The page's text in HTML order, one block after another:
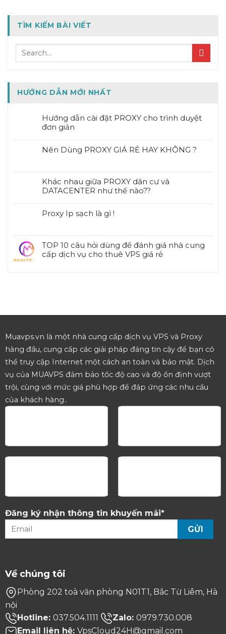
TÌM KIẾM BÀI VIẾT
HƯỚNG DẪN MỚI NHẤT
Hướng dẫn cài đặt PROXY cho trình duyệt
đơn giản
Nên Dùng PROXY GIÁ RẺ HAY KHÔNG ?
Khác nhau giữa PROXY dân cư và
DATACENTER như thế nào??
Proxy Ip sạch là gì !
TOP 10 câu hỏi dùng để đánh giá nhà cung
cấp dịch vụ cho thuê VPS giá rẻ
Muavps.vn là một nhà cung cấp dịch vụ VPS và Proxy
hàng đầu, cung cấp các giải pháp đáng tin cậy để bạn có
thể truy cập Internet một cách an toàn và bảo mật. Dịch
vụ của MUAVPS đảm bảo tốc độ cao và độ ổn định vượt
trội, cùng với mức giá phù hợp để đáp ứng các nhu cầu
của khách hàng..
Đăng ký nhận thông tin khuyến mãi*
Về chúng tôi
Phòng 202 toà văn phòng N01T1, Bắc Từ Liêm, Hà
nội
Hotline: 037.504.1111 Zalo: 0979.730.008
Email liên hệ: VpsCloud24H@gmail.com